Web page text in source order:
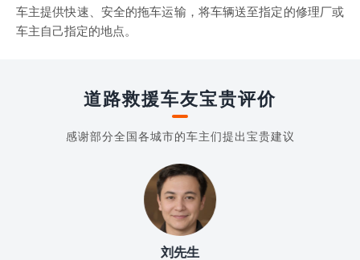
车主提供快速、安全的拖车运输，将车辆送至指定的修理厂或
车主自己指定的地点。
道路救援车友宝贵评价
感谢部分全国各城市的车主们提出宝贵建议
刘先生